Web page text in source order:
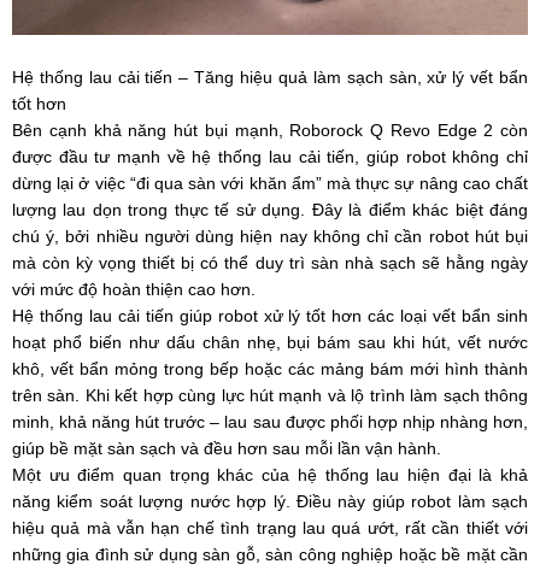
Hệ thống lau cải tiến – Tăng hiệu quả làm sạch sàn, xử lý vết bẩn
tốt hơn
Bên cạnh khả năng hút bụi mạnh, Roborock Q Revo Edge 2 còn
được đầu tư mạnh về hệ thống lau cải tiến, giúp robot không chỉ
dừng lại ở việc “đi qua sàn với khăn ẩm” mà thực sự nâng cao chất
lượng lau dọn trong thực tế sử dụng. Đây là điểm khác biệt đáng
chú ý, bởi nhiều người dùng hiện nay không chỉ cần robot hút bụi
mà còn kỳ vọng thiết bị có thể duy trì sàn nhà sạch sẽ hằng ngày
với mức độ hoàn thiện cao hơn.
Hệ thống lau cải tiến giúp robot xử lý tốt hơn các loại vết bẩn sinh
hoạt phổ biến như dấu chân nhẹ, bụi bám sau khi hút, vết nước
khô, vết bẩn mỏng trong bếp hoặc các mảng bám mới hình thành
trên sàn. Khi kết hợp cùng lực hút mạnh và lộ trình làm sạch thông
minh, khả năng hút trước – lau sau được phối hợp nhịp nhàng hơn,
giúp bề mặt sàn sạch và đều hơn sau mỗi lần vận hành.
Một ưu điểm quan trọng khác của hệ thống lau hiện đại là khả
năng kiểm soát lượng nước hợp lý. Điều này giúp robot làm sạch
hiệu quả mà vẫn hạn chế tình trạng lau quá ướt, rất cần thiết với
những gia đình sử dụng sàn gỗ, sàn công nghiệp hoặc bề mặt cần